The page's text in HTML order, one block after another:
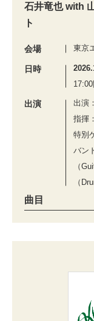
石井竜也 with
ト
会場 東京
日時
出演
出演
指揮
特別
バン
（
（
曲目